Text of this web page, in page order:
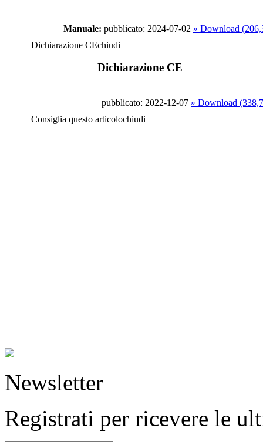
Manuale: pubblicato: 2024-07-02 » Download
Dichiarazione CEchiudi
Dichiarazione CE
pubblicato: 2022-12-07 » Download
Consiglia questo articolochiudi
Newsletter
Registrati per ricevere le